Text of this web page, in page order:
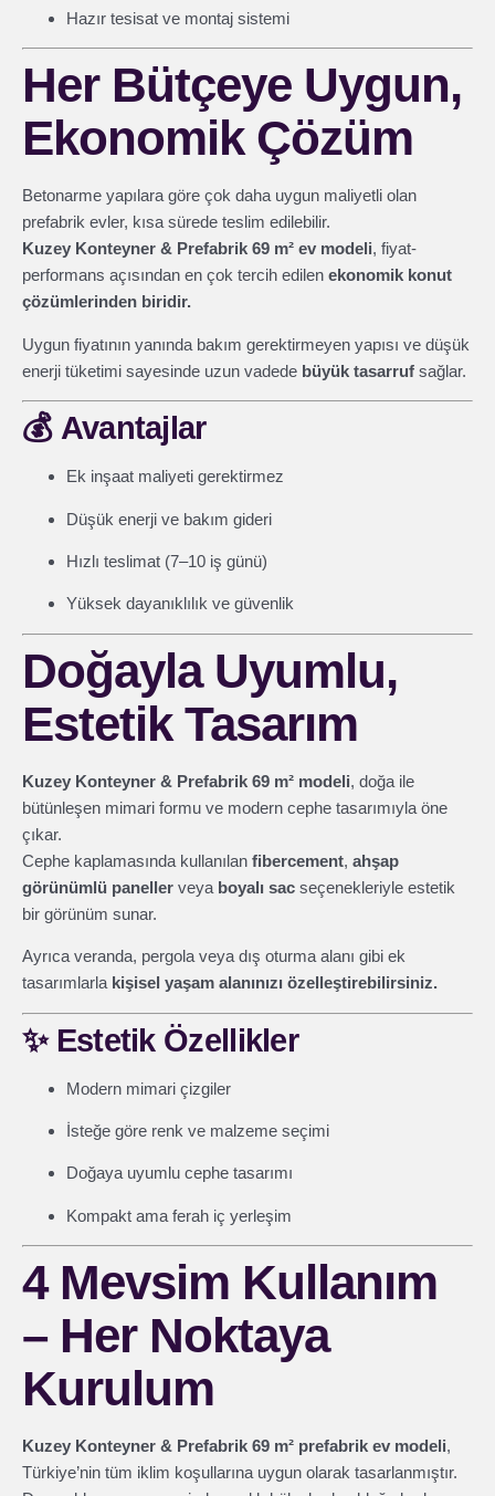
Hazır tesisat ve montaj sistemi
Her Bütçeye Uygun,
Ekonomik Çözüm
Betonarme yapılara göre çok daha uygun maliyetli olan
prefabrik evler, kısa sürede teslim edilebilir.
Kuzey Konteyner & Prefabrik 69 m² ev modeli, fiyat-
performans açısından en çok tercih edilen ekonomik konut
çözümlerinden biridir.
Uygun fiyatının yanında bakım gerektirmeyen yapısı ve düşük
enerji tüketimi sayesinde uzun vadede büyük tasarruf sağlar.
💰 Avantajlar
Ek inşaat maliyeti gerektirmez
Düşük enerji ve bakım gideri
Hızlı teslimat (7–10 iş günü)
Yüksek dayanıklılık ve güvenlik
Doğayla Uyumlu,
Estetik Tasarım
Kuzey Konteyner & Prefabrik 69 m² modeli, doğa ile
bütünleşen mimari formu ve modern cephe tasarımıyla öne
çıkar.
Cephe kaplamasında kullanılan fibercement, ahşap
görünümlü paneller veya boyalı sac seçenekleriyle estetik
bir görünüm sunar.
Ayrıca veranda, pergola veya dış oturma alanı gibi ek
tasarımlarla kişisel yaşam alanınızı özelleştirebilirsiniz.
✨ Estetik Özellikler
Modern mimari çizgiler
İsteğe göre renk ve malzeme seçimi
Doğaya uyumlu cephe tasarımı
Kompakt ama ferah iç yerleşim
4 Mevsim Kullanım
– Her Noktaya
Kurulum
Kuzey Konteyner & Prefabrik 69 m² prefabrik ev modeli,
Türkiye’nin tüm iklim koşullarına uygun olarak tasarlanmıştır.